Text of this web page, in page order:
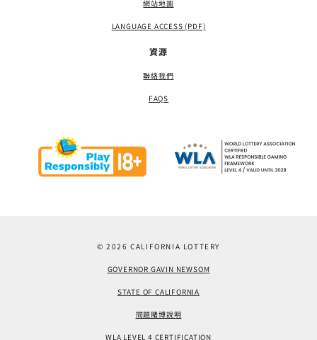
網站地圖
LANGUAGE ACCESS (PDF)
資源
聯絡我們
FAQS
© 2026 CALIFORNIA LOTTERY
GOVERNOR GAVIN NEWSOM
STATE OF CALIFORNIA
問題賭博說明
WLA LEVEL 4 CERTIFICATION